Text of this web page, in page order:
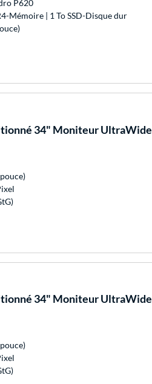
P620
Mémoire | 1 To SSD-Disque dur
34" Moniteur UltraWide
34" Moniteur UltraWide